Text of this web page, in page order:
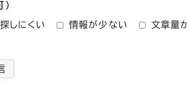
しにくい 情報が少ない
文章量